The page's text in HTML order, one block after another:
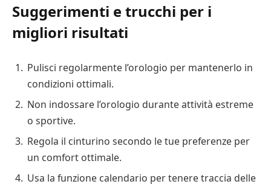
Suggerimenti e trucchi per i
migliori risultati
Pulisci regolarmente l’orologio per mantenerlo in
condizioni ottimali.
Non indossare l’orologio durante attività estreme
o sportive.
Regola il cinturino secondo le tue preferenze per
un comfort ottimale.
Usa la funzione calendario per tenere traccia delle